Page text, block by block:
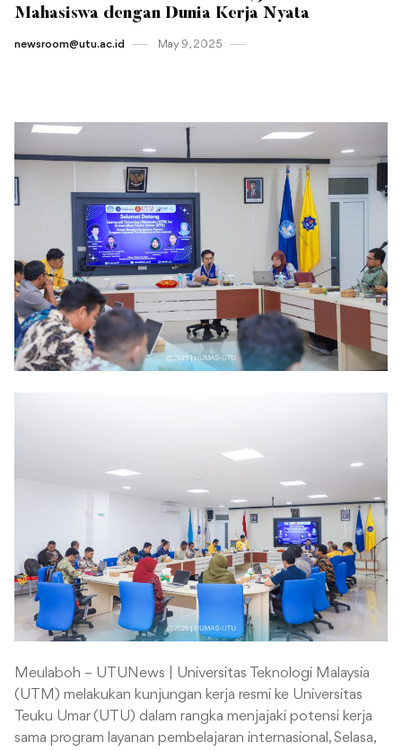
Mahasiswa dengan Dunia Kerja Nyata
newsroom@utu.ac.id May 9 , 2025
Meulaboh – UTUNews | Universitas Teknologi Malaysia
(UTM) melakukan kunjungan kerja resmi ke Universitas
Teuku Umar (UTU) dalam rangka menjajaki potensi kerja
sama program layanan pembelajaran internasional, Selasa,